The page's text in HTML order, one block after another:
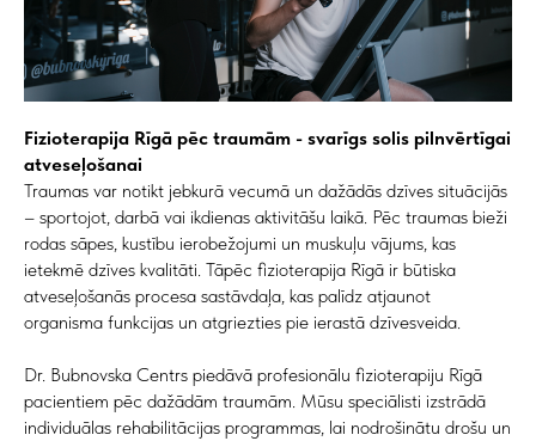
Fizioterapija Rīgā pēc traumām - svarīgs solis pilnvērtīgai
atveseļošanai
Traumas var notikt jebkurā vecumā un dažādās dzīves situācijās
– sportojot, darbā vai ikdienas aktivitāšu laikā. Pēc traumas bieži
rodas sāpes, kustību ierobežojumi un muskuļu vājums, kas
ietekmē dzīves kvalitāti. Tāpēc fizioterapija Rīgā ir būtiska
atveseļošanās procesa sastāvdaļa, kas palīdz atjaunot
organisma funkcijas un atgriezties pie ierastā dzīvesveida.
Dr. Bubnovska Centrs piedāvā profesionālu fizioterapiju Rīgā
pacientiem pēc dažādām traumām. Mūsu speciālisti izstrādā
individuālas rehabilitācijas programmas, lai nodrošinātu drošu un